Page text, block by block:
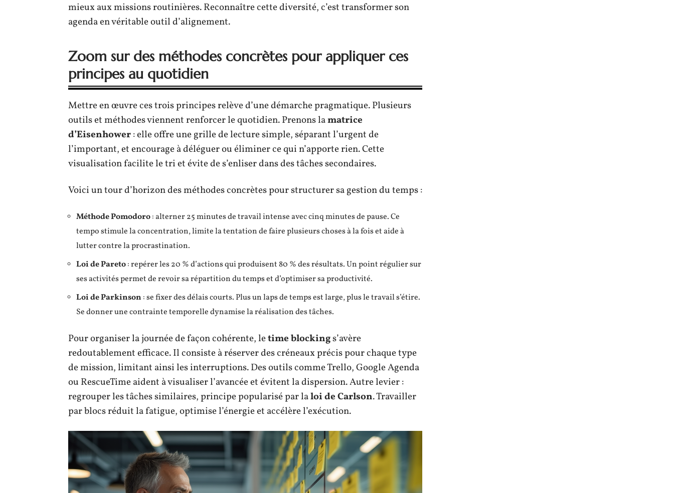
mieux aux missions routinières. Reconnaître cette diversité, c’est transformer son
agenda en véritable outil d’alignement.
Zoom sur des méthodes concrètes pour appliquer ces
principes au quotidien
Mettre en œuvre ces trois principes relève d’une démarche pragmatique. Plusieurs
outils et méthodes viennent renforcer le quotidien. Prenons lamatrice
d’Eisenhower: elle offre une grille de lecture simple, séparant l’urgent de
l’important, et encourage à déléguer ou éliminer ce qui n’apporte rien. Cette
visualisation facilite le tri et évite de s’enliser dans des tâches secondaires.
Voici un tour d’horizon des méthodes concrètes pour structurer sa gestion du temps :
Méthode Pomodoro: alterner 25 minutes de travail intense avec cinq minutes de pause. Ce
tempo stimule la concentration, limite la tentation de faire plusieurs choses à la fois et aide à
lutter contre la procrastination.
Loi de Pareto: repérer les 20 % d’actions qui produisent 80 % des résultats. Un point régulier sur
ses activités permet de revoir sa répartition du temps et d’optimiser sa productivité.
Loi de Parkinson : se fixer des délais courts. Plus un laps de temps est large, plus le travail s’étire.
Se donner une contrainte temporelle dynamise la réalisation des tâches.
Pour organiser la journée de façon cohérente, letime blockings’avère
redoutablement efficace. Il consiste à réserver des créneaux précis pour chaque type
de mission, limitant ainsi les interruptions. Des outils comme Trello, Google Agenda
ou RescueTime aident à visualiser l’avancée et évitent la dispersion. Autre levier :
regrouper les tâches similaires, principe popularisé par laloi de Carlson. Travailler
par blocs réduit la fatigue, optimise l’énergie et accélère l’exécution.